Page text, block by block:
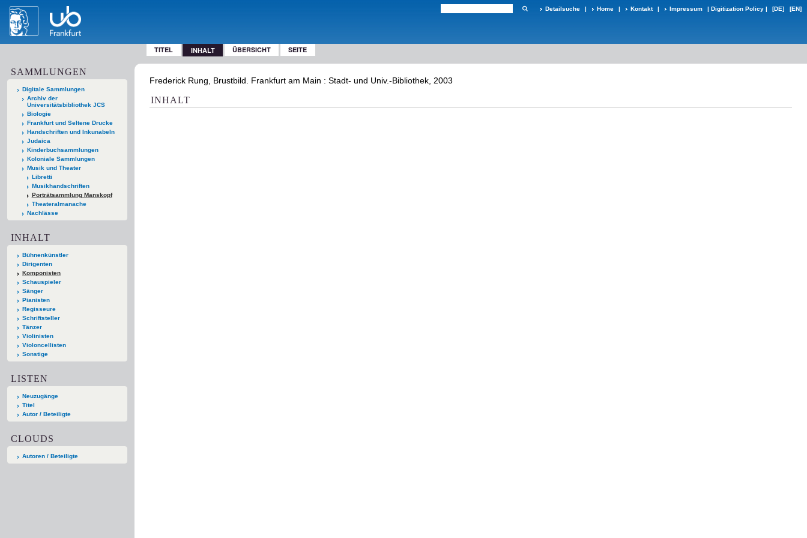
Detailsuche | Home | Kontakt | Impressum | Digitization Policy | [DE] [EN]
TITEL INHALT ÜBERSICHT SEITE
SAMMLUNGEN
Digitale Sammlungen
Archiv der
Universitätsbibliothek JCS
Biologie
Frankfurt und Seltene Drucke
Handschriften und Inkunabeln
Judaica
Kinderbuchsammlungen
Koloniale Sammlungen
Musik und Theater
Libretti
Musikhandschriften
Porträtsammlung Manskopf
Theateralmanache
Nachlässe
INHALT
Bühnenkünstler
Dirigenten
Komponisten
Schauspieler
Sänger
Pianisten
Regisseure
Schriftsteller
Tänzer
Violinisten
Violoncellisten
Sonstige
LISTEN
Neuzugänge
Titel
Autor / Beteiligte
CLOUDS
Autoren / Beteiligte
Frederick Rung, Brustbild. Frankfurt am Main : Stadt- und Univ.-Bibliothek, 2003
INHALT